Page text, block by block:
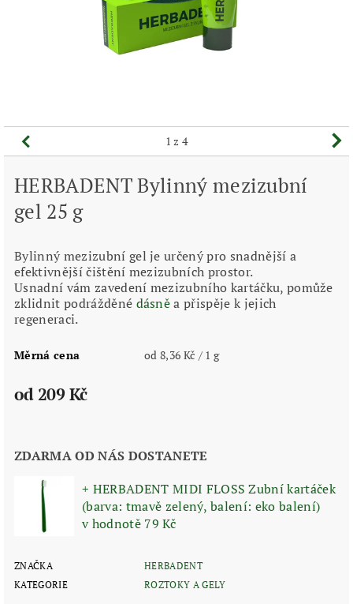
1 z 4
HERBADENT Bylinný mezizubní
gel 25 g
Bylinný mezizubní gel je určený pro snadnější a
efektivnější čištění mezizubních prostor.
Usnadní vám zavedení mezizubního kartáčku, pomůže
zklidnit podrážděné dásněa přispěje k jejich
regeneraci.
Měrná cena od 8,36 Kč / 1 g
od 209 Kč
ZDARMA OD NÁS DOSTANETE
+ HERBADENT MIDI FLOSS Zubní kartáček
(barva: tmavě zelený, balení: eko balení)
v hodnotě 79 Kč
ZNAČKA
HERBADENT
KATEGORIE
ROZTOKY A GELY